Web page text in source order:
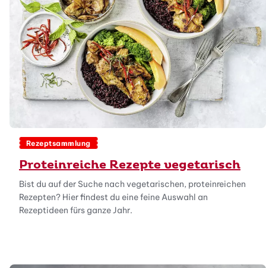
Rezeptsammlung
Proteinreiche Rezepte vegetarisch
Bist du auf der Suche nach vegetarischen, proteinreichen
Rezepten? Hier findest du eine feine Auswahl an
Rezeptideen fürs ganze Jahr.